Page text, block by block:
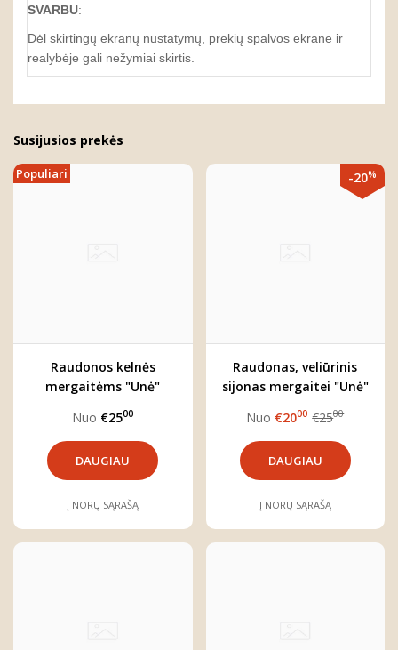
SVARBU:
Dėl skirtingų ekranų nustatymų, prekių spalvos ekrane ir
realybėje gali nežymiai skirtis.
Susijusios prekės
Populiari
Raudonos kelnės
mergaitėms "Unė"
Nuo €2500
DAUGIAU
Į NORŲ SĄRAŠĄ
-20%
Raudonas, veliūrinis
sijonas mergaitei "Unė"
Nuo €2000 €2500
DAUGIAU
Į NORŲ SĄRAŠĄ